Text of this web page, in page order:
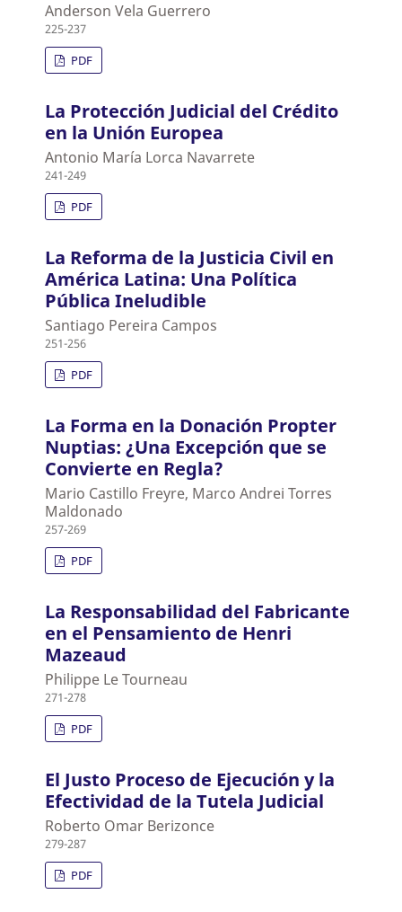
Anderson Vela Guerrero
225-237
PDF
La Protección Judicial del Crédito
en la Unión Europea
Antonio María Lorca Navarrete
241-249
PDF
La Reforma de la Justicia Civil en
América Latina: Una Política
Pública Ineludible
Santiago Pereira Campos
251-256
PDF
La Forma en la Donación Propter
Nuptias: ¿Una Excepción que se
Convierte en Regla?
Mario Castillo Freyre, Marco Andrei Torres
Maldonado
257-269
PDF
La Responsabilidad del Fabricante
en el Pensamiento de Henri
Mazeaud
Philippe Le Tourneau
271-278
PDF
El Justo Proceso de Ejecución y la
Efectividad de la Tutela Judicial
Roberto Omar Berizonce
279-287
PDF